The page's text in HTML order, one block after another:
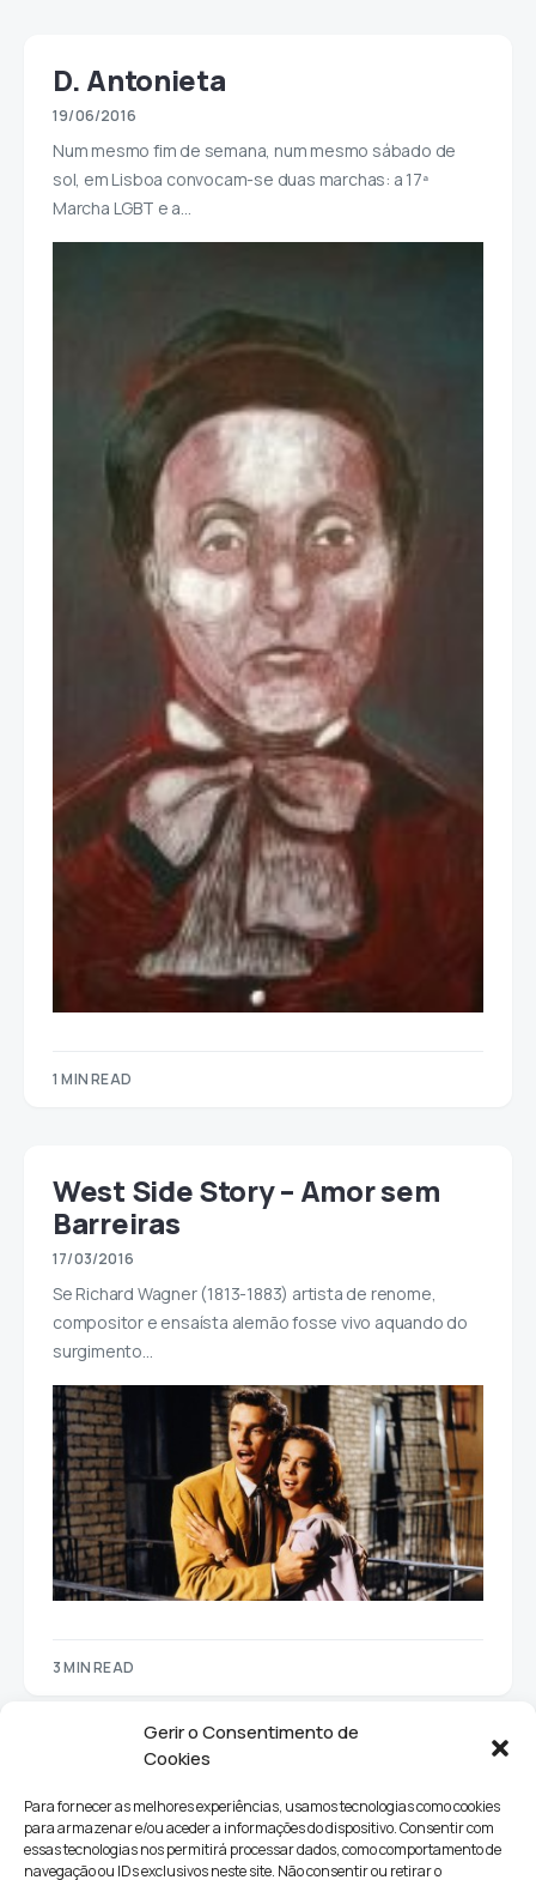
Gerir o Consentimento de
Cookies
Para fornecer as melhores experiências, usamos tecnologias como cookies
para armazenar e/ou aceder a informações do dispositivo. Consentir com
essas tecnologias nos permitirá processar dados, como comportamento de
navegação ou IDs exclusivos neste site. Não consentir ou retirar o
D. Antonieta
19/06/2016
Num mesmo fim de semana, num mesmo sábado de
sol, em Lisboa convocam-se duas marchas: a 17ª
Marcha LGBT e a…
1 MIN READ
West Side Story – Amor sem
Barreiras
17/03/2016
Se Richard Wagner (1813-1883) artista de renome,
compositor e ensaísta alemão fosse vivo aquando do
surgimento…
3 MIN READ